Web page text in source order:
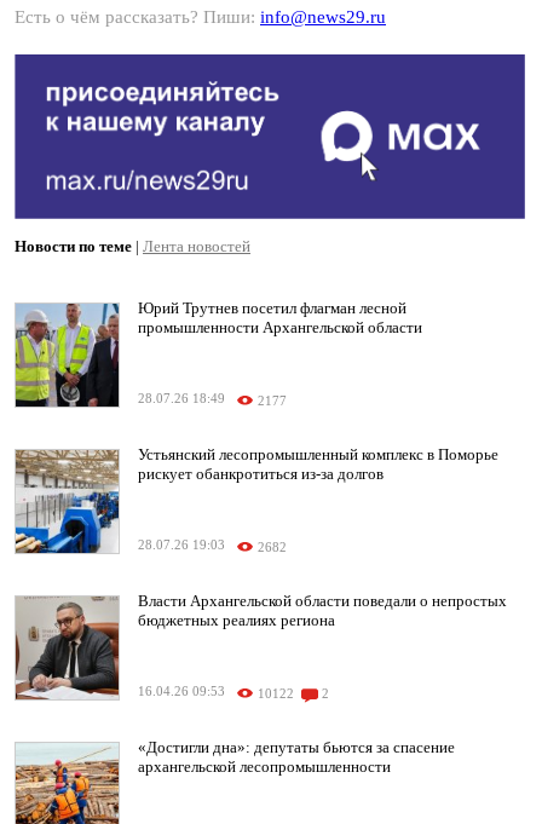
Есть о чём рассказать? Пиши: info@news29.ru
Новости по теме | Лента новостей
Юрий Трутнев посетил флагман лесной
промышленности Архангельской области
28.07.26 18:49 2177
Устьянский лесопромышленный комплекс в Поморье
рискует обанкротиться из-за долгов
28.07.26 19:03 2682
Власти Архангельской области поведали о непростых
бюджетных реалиях региона
16.04.26 09:53 10122 2
«Достигли дна»: депутаты бьются за спасение
архангельской лесопромышленности